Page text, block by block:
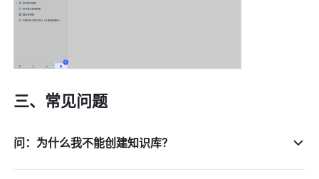
三、常见问题
问：为什么我不能创建知识库？